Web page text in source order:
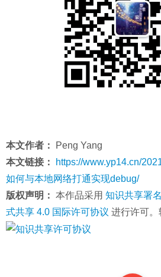
本文作者：
Peng Yang
本文链接：
https://www.yp14.cn/
如何与本地网络打通实现debug/
版权声明： 本作品采用 知识共享署
式共享 4.0 国际许可协议 进行许可。